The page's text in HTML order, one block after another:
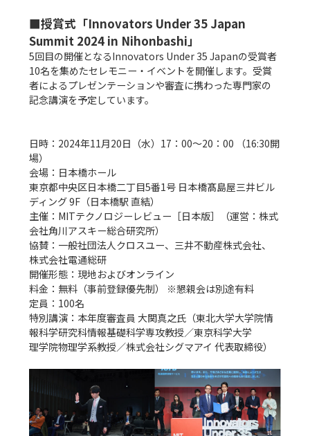
■授賞式「Innovators Under 35 Japan
Summit 2024 in Nihonbashi」
5回目の開催となるInnovators Under 35 Japanの受賞者
10名を集めたセレモニー・イベントを開催します。受賞
者によるプレゼンテーションや審査に携わった専門家の
記念講演を予定しています。
日時：2024年11月20日（水）17：00〜20：00 （16:30開
場）
会場：日本橋ホール
東京都中央区日本橋二丁目5番1号 日本橋髙島屋三井ビル
ディング 9F（日本橋駅 直結）
主催：MITテクノロジーレビュー［日本版］（運営：株式
会社角川アスキー総合研究所）
協賛：一般社団法人クロスユー、三井不動産株式会社、
株式会社電通総研
開催形態：現地およびオンライン
料金：無料（事前登録優先制） ※懇親会は別途有料
定員：100名
特別講演：本年度審査員 大関真之氏（東北大学大学院情
報科学研究科情報基礎科学専攻教授／東京科学大学
理学院物理学系教授／株式会社シグマアイ 代表取締役）